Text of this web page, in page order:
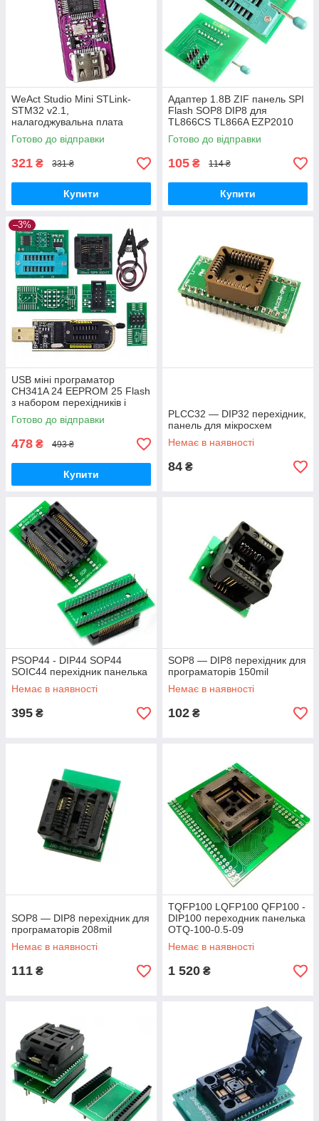
WeAct Studio Mini STLink-
STM32 v2.1,
налагоджувальна плата
SWD, програматор
Готово до відправки
321 ₴ 331 ₴
Купити
Адаптер 1.8В ZIF панель SPI
Flash SOP8 DIP8 для
TL866CS TL866A EZP2010
Готово до відправки
105 ₴ 114 ₴
Купити
–3%
USB міні програматор
CH341A 24 EEPROM 25 Flash
з набором перехідників і
кліпсою
Готово до відправки
478 ₴ 493 ₴
Купити
PLCC32 — DIP32 перехідник,
панель для мікросхем
Немає в наявності
84 ₴
PSOP44 - DIP44 SOP44
SOIC44 перехідник панелька
Немає в наявності
395 ₴
SOP8 — DIP8 перехідник для
програматорів 150mil
Немає в наявності
102 ₴
SOP8 — DIP8 перехідник для
програматорів 208mil
Немає в наявності
111 ₴
TQFP100 LQFP100 QFP100 -
DIP100 переходник панелька
OTQ-100-0.5-09
Немає в наявності
1 520 ₴